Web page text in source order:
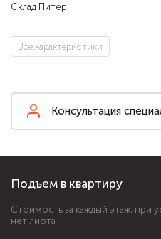
Склад Питер
Все характеристики
Консультация
Подъем в квартиру
Стоимость за каждый этаж, при
нет лифта